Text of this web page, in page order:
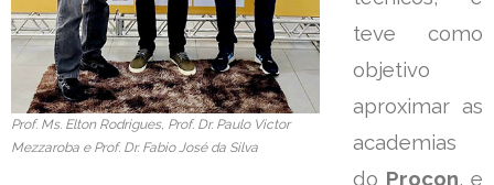
Prof. Ms. Elton Rodrigues, Prof. Dr. Paulo Victor
Mezzaroba e Prof. Dr. Fabio José da Silva
teve como
objetivo
aproximar as
academias
do Procon, e